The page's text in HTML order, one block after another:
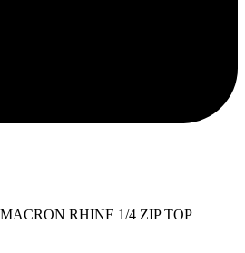
RHINE 1/4 ZIP TOP